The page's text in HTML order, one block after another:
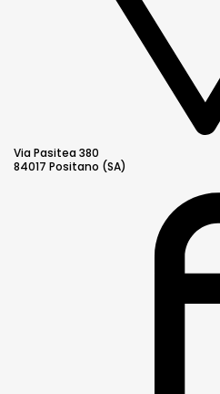
Via Pasitea 380
84017 Positano (SA)